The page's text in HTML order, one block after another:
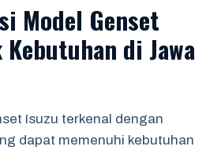
Model Genset
di Jawa
Isuzu terkenal dengan
dapat memenuhi kebutuhan